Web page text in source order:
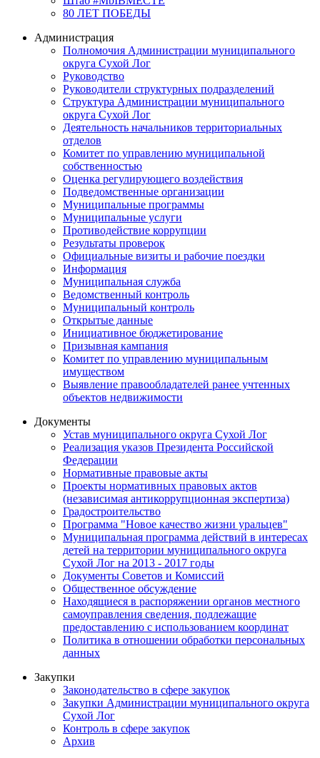
80 ЛЕТ ПОБЕДЫ
Администрация
Полномочия Администрации муниципального
округа Сухой Лог
Руководство
Руководители структурных подразделений
Структура Администрации муниципального
округа Сухой Лог
Деятельность начальников территориальных
отделов
Комитет по управлению муниципальной
собственностью
Оценка регулирующего воздействия
Подведомственные организации
Муниципальные программы
Муниципальные услуги
Противодействие коррупции
Результаты проверок
Официальные визиты и рабочие поездки
Информация
Муниципальная служба
Ведомственный контроль
Муниципальный контроль
Открытые данные
Инициативное бюджетирование
Призывная кампания
Комитет по управлению муниципальным
имуществом
Выявление правообладателей ранее учтенных
объектов недвижимости
Документы
Устав муниципального округа Сухой Лог
Реализация указов Президента Российской
Федерации
Нормативные правовые акты
Проекты нормативных правовых актов
(независимая антикоррупционная экспертиза)
Градостроительство
Программа "Новое качество жизни уральцев"
Муниципальная программа действий в интересах
детей на территории муниципального округа
Сухой Лог на 2013 - 2017 годы
Документы Советов и Комиссий
Общественное обсуждение
Находящиеся в распоряжении органов местного
самоуправления сведения, подлежащие
предоставлению с использованием координат
Политика в отношении обработки персональных
данных
Закупки
Законодательство в сфере закупок
Закупки Администрации муниципального округа
Сухой Лог
Контроль в сфере закупок
Архив